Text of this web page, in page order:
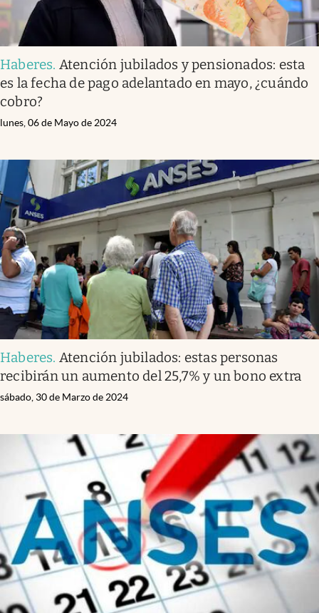
Haberes. Atención jubilados y pensionados: esta
es la fecha de pago adelantado en mayo, ¿cuándo
cobro?
lunes, 06 de Mayo de 2024
Haberes. Atención jubilados: estas personas
recibirán un aumento del 25,7% y un bono extra
sábado, 30 de Marzo de 2024